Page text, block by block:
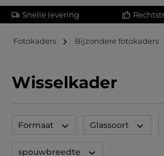
Snelle levering
Fotokaders Bijzondere fotokaders
Wisselkader
Formaat Glassoort
spouwbreedte